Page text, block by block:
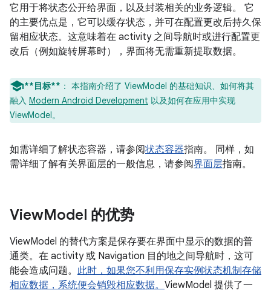
它用于将状态公开给界面，以及封装相关的业务逻辑。 它
的主要优点是，它可以缓存状态，并可在配置更改后持久保
留相应状态。这意味着在 activity 之间导航时或进行配置更
改后（例如旋转屏幕时），界面将无需重新提取数据。
**目标** ： 本指南介绍了 ViewModel 的基础知识、如何将其
融入 Modern Android Development 以及如何在应用中实现
ViewModel。
如需详细了解状态容器，请参阅状态容器指南。 同样，如
需详细了解有关界面层的一般信息，请参阅界面层指南。
ViewModel 的优势
ViewModel 的替代方案是保存要在界面中显示的数据的普
通类。在 activity 或 Navigation 目的地之间导航时，这可
能会造成问题。 此时，如果您不利用保存实例状态机制存储
相应数据，系统便会销毁相应数据。 ViewModel 提供了一